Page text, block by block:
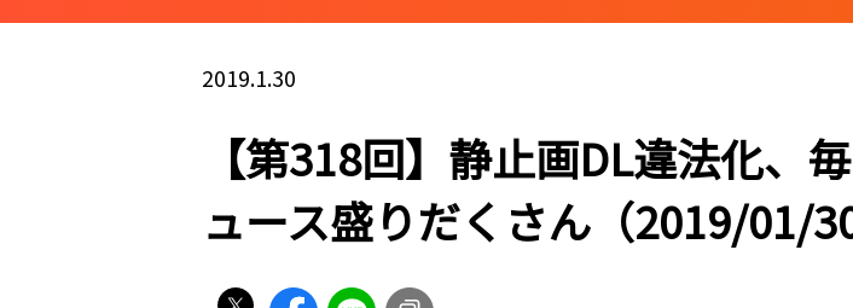
2019.1.30
【第318回】静止画DL違法化、
ュース盛りだくさん（2019/01/30